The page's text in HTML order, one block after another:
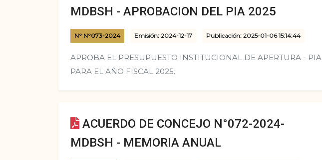
MDBSH - APROBACION DEL PIA 2025
N° N°073-2024 Emisión: 2024-12-17 Publicación: 2025-01-06 15:14:44
APROBA EL PRESUPUESTO INSTITUCIONAL DE APERTURA - PIA
PARA EL AÑO FISCAL 2025.
ACUERDO DE CONCEJO N°072-2024-
MDBSH - MEMORIA ANUAL